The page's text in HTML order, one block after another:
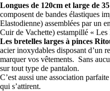
Longues de 120cm et large de
composent de bandes élastiques
Elastodienne) assemblées par un
Cuir de Vachette) estampillé «
Les bretelles larges à pinces
acier inoxydables disposant d’un
marquer vos vêtements. Sans
sur tout type de pantalon.
C’est aussi une association
qui s’attirent.